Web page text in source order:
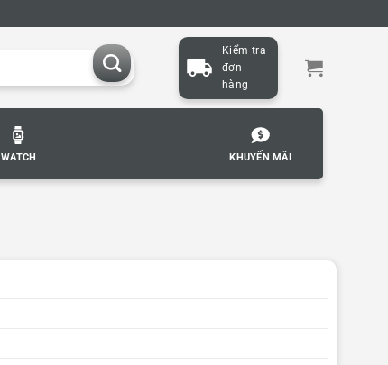
Kiểm tra
đơn
hàng
WATCH KHUYẾN MÃI